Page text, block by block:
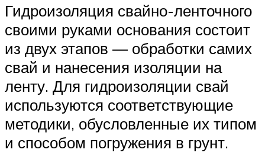
Гидроизоляция свайно-ленточного
своими руками основания состоит
из двух этапов — обработки самих
свай и нанесения изоляции на
ленту. Для гидроизоляции свай
используются соответствующие
методики, обусловленные их типом
и способом погружения в грунт.